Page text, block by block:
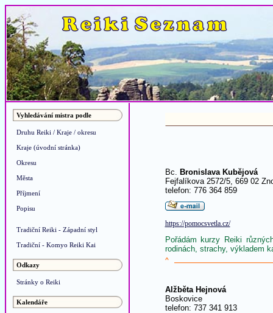
Vyhledávání mistra podle
Druhu Reiki / Kraje / okresu
Kraje (úvodní stránka)
Okresu
Města
Příjmení
Popisu
Tradiční Reiki - Západní styl
Tradiční - Komyo Reiki Kai
Odkazy
Stránky o Reiki
Kalendáře
Bc. Bronislava Kubějová
Fejfalíkova 2572/5, 669 02
telefon: 776 364 859
https://pomocsvetla.cz/
Pořádám kurzy Reiki
rodinách, strachy, výkladem
^
Alžběta Hejnová
Boskovice
telefon: 737 341 913